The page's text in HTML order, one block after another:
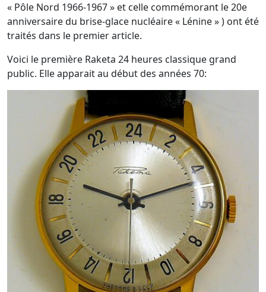
« Pôle Nord 1966-1967 » et celle commémorant le 20e
anniversaire du brise-glace nucléaire « Lénine » ) ont été
traités dans le premier article.
Voici le première Raketa 24 heures classique grand
public. Elle apparait au début des années 70: